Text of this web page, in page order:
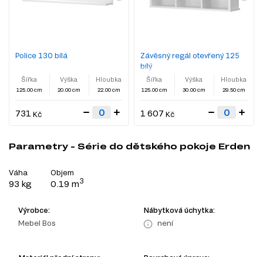
Police 130 bílá
Šířka
125.00 cm
Výška
20.00 cm
Hloubka
22.00 cm
731 Kč
Závěsný regál otevřený 125
bílý
Šířka
125.00 cm
Výška
30.00 cm
Hloubka
29.50 cm
1 607 Kč
Parametry - Série do dětského pokoje Erden
Váha
93 kg
Objem
0.19 m3
Výrobce:
Mebel Bos
Nábytková úchytka:
není